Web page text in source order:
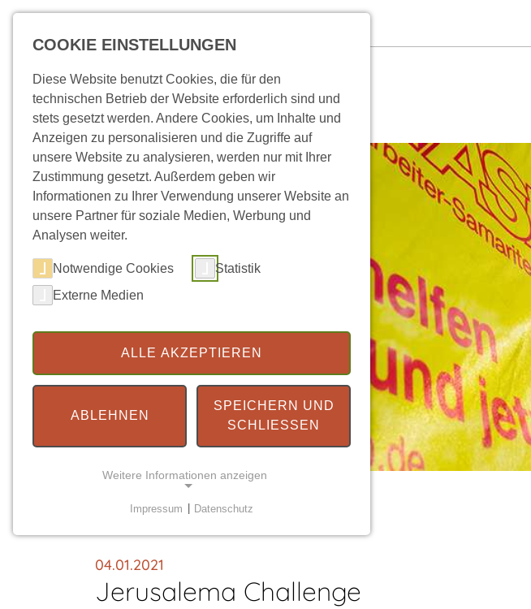
Direkt zum Inhalt
You are here:
Startseite Neuigkeiten
04.01.2021
Jerusalema Challenge
COOKIE EINSTELLUNGEN
Diese Website benutzt Cookies, die für den
technischen Betrieb der Website erforderlich sind und
stets gesetzt werden. Andere Cookies, um Inhalte und
Anzeigen zu personalisieren und die Zugriffe auf
unsere Website zu analysieren, werden nur mit Ihrer
Zustimmung gesetzt. Außerdem geben wir
Informationen zu Ihrer Verwendung unserer Website an
unsere Partner für soziale Medien, Werbung und
Analysen weiter.
Notwendige Cookies
Statistik
Externe Medien
ALLE AKZEPTIEREN
ABLEHNEN
SPEICHERN UND
SCHLIESSEN
Weitere Informationen anzeigen
Funktionen und sind für die einwandfreie Funktion
der Website erforderlich.
Impressum Datenschutz